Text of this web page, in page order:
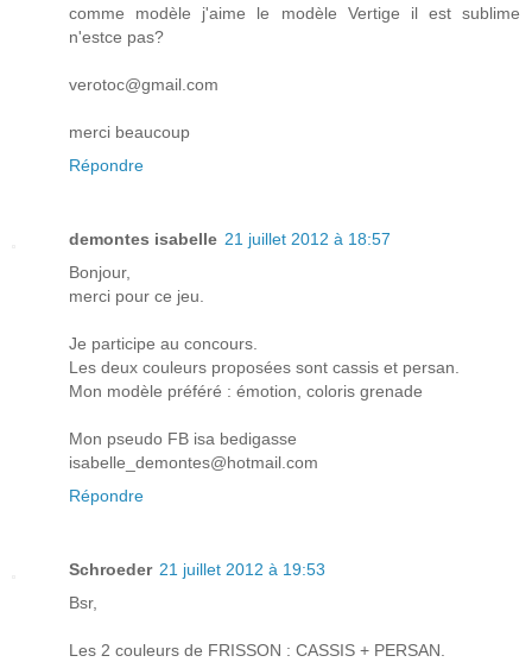
comme modèle j'aime le modèle Vertige il est sublime
n'estce pas?
verotoc@gmail.com
merci beaucoup
Répondre
demontes isabelle 21 juillet 2012 à 18:57
Bonjour,
merci pour ce jeu.
Je participe au concours.
Les deux couleurs proposées sont cassis et persan.
Mon modèle préféré : émotion, coloris grenade
Mon pseudo FB isa bedigasse
isabelle_demontes@hotmail.com
Répondre
Schroeder 21 juillet 2012 à 19:53
Bsr,
Les 2 couleurs de FRISSON : CASSIS + PERSAN.